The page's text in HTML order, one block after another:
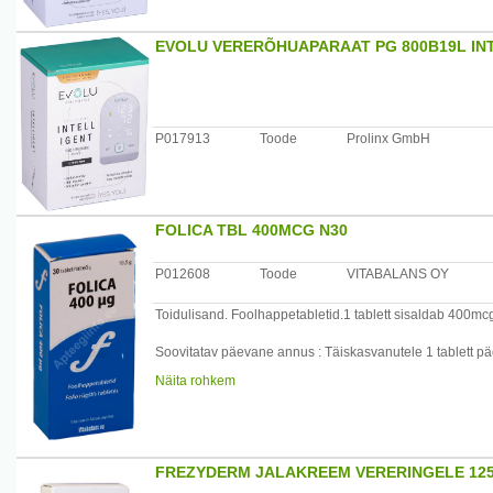
Tootja: Queisser Pharma, Saksamaa
EVOLU VERERÕHUAPARAAT PG 800B19L
P017913 Toode Prolinx GmbH
FOLICA TBL 400MCG N30
P012608 Toode VITABALANS OY
Toidulisand. Foolhappetabletid.1 tablett sisaldab
Soovitatav päevane annus : Täiskasvanutele 1 tablett
Koostisosad: Stabilisaatorid:
Hoiatused: Toidulisandit ei kasutata mitmekesise ja
Näita rohkem
FREZYDERM JALAKREEM VERERINGELE